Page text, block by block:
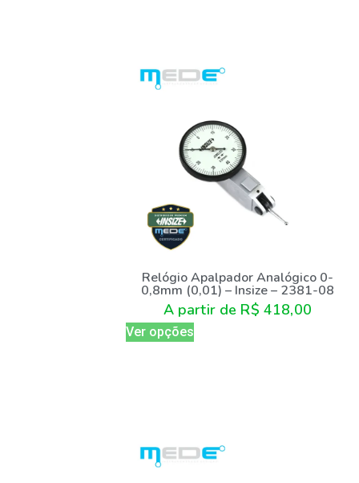
Relógio Apalpador Analógico 0-
0,8mm (0,01) – Insize – 2381-08
A partir de R$ 418,00
Ver opções